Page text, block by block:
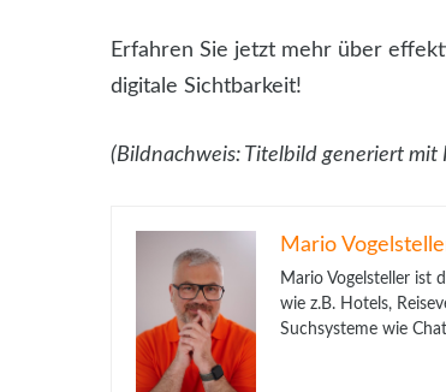
Erfahren Sie jetzt mehr über
digitale Sichtbarkeit!
(Bildnachweis: Titelbild generiert mit
Mario
Mario Vogelsteller ist
wie z.B. Hotels,
Suchsysteme wie